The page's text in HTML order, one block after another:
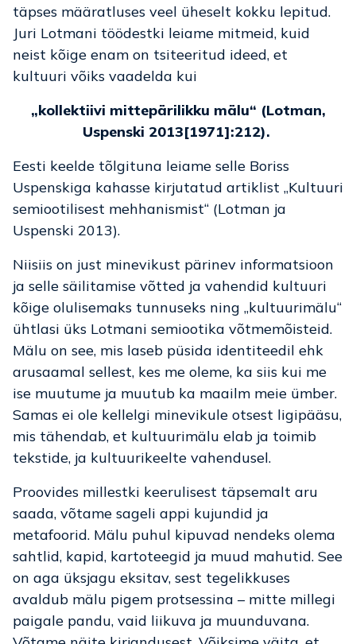
täpses määratluses veel üheselt kokku lepitud.
Juri Lotmani töödestki leiame mitmeid, kuid
neist kõige enam on tsiteeritud ideed, et
kultuuri võiks vaadelda kui
„kollektiivi mittepärilikku mälu“ (Lotman,
Uspenski 2013[1971]:212).
Eesti keelde tõlgituna leiame selle Boriss
Uspenskiga kahasse kirjutatud artiklist „Kultuuri
semiootilisest mehhanismist“ (Lotman ja
Uspenski 2013).
Niisiis on just minevikust pärinev informatsioon
ja selle säilitamise võtted ja vahendid kultuuri
kõige olulisemaks tunnuseks ning „kultuurimälu“
ühtlasi üks Lotmani semiootika võtmemõisteid.
Mälu on see, mis laseb püsida identiteedil ehk
arusaamal sellest, kes me oleme, ka siis kui me
ise muutume ja muutub ka maailm meie ümber.
Samas ei ole kellelgi minevikule otsest ligipääsu,
mis tähendab, et kultuurimälu elab ja toimib
tekstide, ja kultuurikeelte vahendusel.
Proovides millestki keerulisest täpsemalt aru
saada, võtame sageli appi kujundid ja
metafoorid. Mälu puhul kipuvad nendeks olema
sahtlid, kapid, kartoteegid ja muud mahutid. See
on aga üksjagu eksitav, sest tegelikkuses
avaldub mälu pigem protsessina – mitte millegi
paigale pandu, vaid liikuva ja muunduvana.